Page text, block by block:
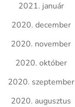
2021. január
2020. december
2020. november
2020. október
2020. szeptember
2020. augusztus